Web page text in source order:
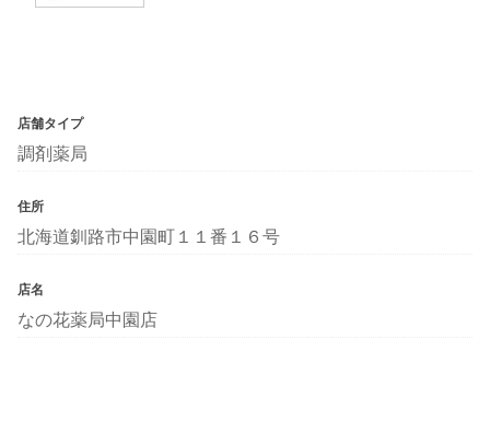
店舗タイプ
調剤薬局
住所
北海道釧路市中園町１１番１６号
店名
なの花薬局中園店